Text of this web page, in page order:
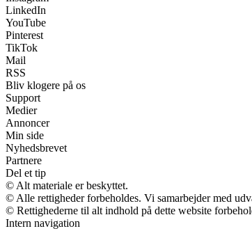
LinkedIn
YouTube
Pinterest
TikTok
Mail
RSS
Bliv klogere på os
Support
Medier
Annoncer
Min side
Nyhedsbrevet
Partnere
Del et tip
© Alt materiale er beskyttet.
© Alle rettigheder forbeholdes. Vi samarbejder med
© Rettighederne til alt indhold på dette website
Intern navigation